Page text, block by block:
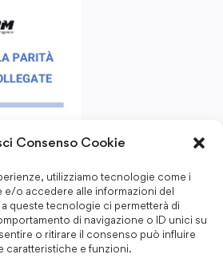
Consenso Cookie
utilizziamo tecnologie come i
e/o accedere alle informazioni del
queste tecnologie ci permetterà di
di navigazione o ID unici su
o ritirare il consenso può influire
caratteristiche e funzioni.